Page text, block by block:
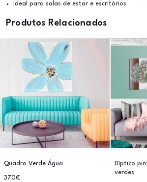
Ideal para salas de estar e escritórios
Produtos Relacionados
Quadro Verde Água
370€
Díptico
verdes